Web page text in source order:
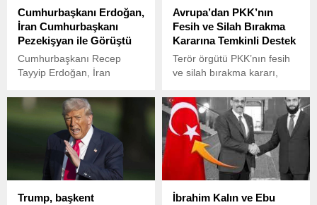
Cumhurbaşkanı Erdoğan,
İran Cumhurbaşkanı
Pezekişyan ile Görüştü
Cumhurbaşkanı Recep
Tayyip Erdoğan, İran
Pezekişyan ile yaptığı
telefon görüşmesinde,
İsrail’in İran’a yönelik
saldırılarını en kuvvetli
şekilde kınadığını ifade etti.
Avrupa’dan PKK’nın
Fesih ve Silah Bırakma
Kararına Temkinli Destek
Terör örgütü PKK’nın fesih
ve silah bırakma kararı,
açıklamalarda “önemli bir
adım” olarak nitelendirildi.
Trump, başkent
İbrahim Kalın ve Ebu